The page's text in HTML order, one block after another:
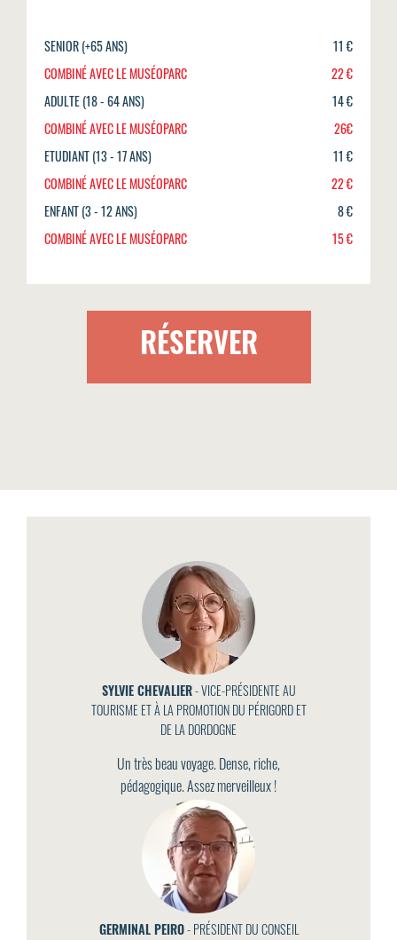
SENIOR (+65 ANS)
11 €
COMBINÉ AVEC LE MUSÉOPARC
22 €
ADULTE (18 - 64 ANS)
14 €
COMBINÉ AVEC LE MUSÉOPARC
26€
ETUDIANT (13 - 17 ANS)
11 €
COMBINÉ AVEC LE MUSÉOPARC
22 €
ENFANT (3 - 12 ANS)
8 €
COMBINÉ AVEC LE MUSÉOPARC
15 €
RÉSERVER
SYLVIE CHEVALIER- VICE-PRÉSIDENTE AU
TOURISME ET À LA PROMOTION DU PÉRIGORD ET
DE LA DORDOGNE
Un très beau voyage. Dense, riche,
pédagogique. Assez merveilleux !
GERMINAL PEIRO- PRÉSIDENT DU CONSEIL